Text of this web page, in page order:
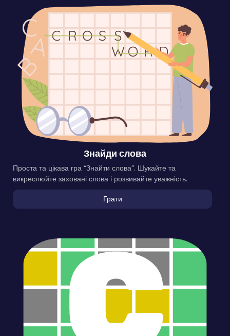
Знайди слова
Проста та цікава гра “Знайти слова”. Шукайте та
викреслюйте заховані слова і розвивайте уважність.
Грати